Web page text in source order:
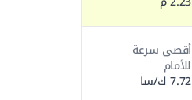
أقصى سرعة
للأمام
7.72 ك/سا